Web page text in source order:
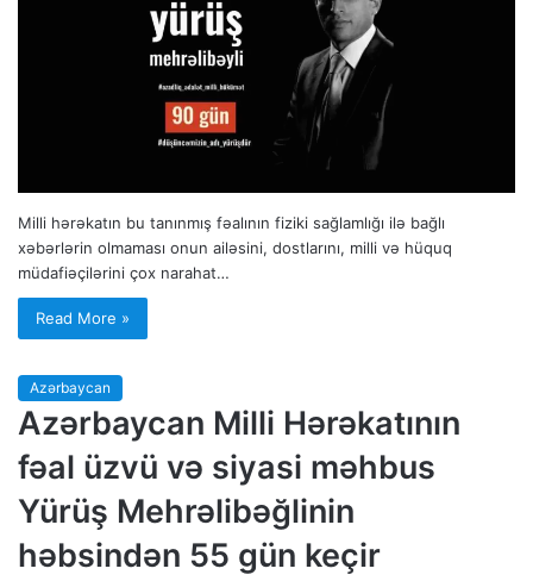
Milli hərəkatın bu tanınmış fəalının fiziki sağlamlığı ilə bağlı
xəbərlərin olmaması onun ailəsini, dostlarını, milli və hüquq
müdafiəçilərini çox narahat…
Read More »
Azərbaycan
Azərbaycan Milli Hərəkatının
fəal üzvü və siyasi məhbus
Yürüş Mehrəlibəğlinin
həbsindən 55 gün keçir